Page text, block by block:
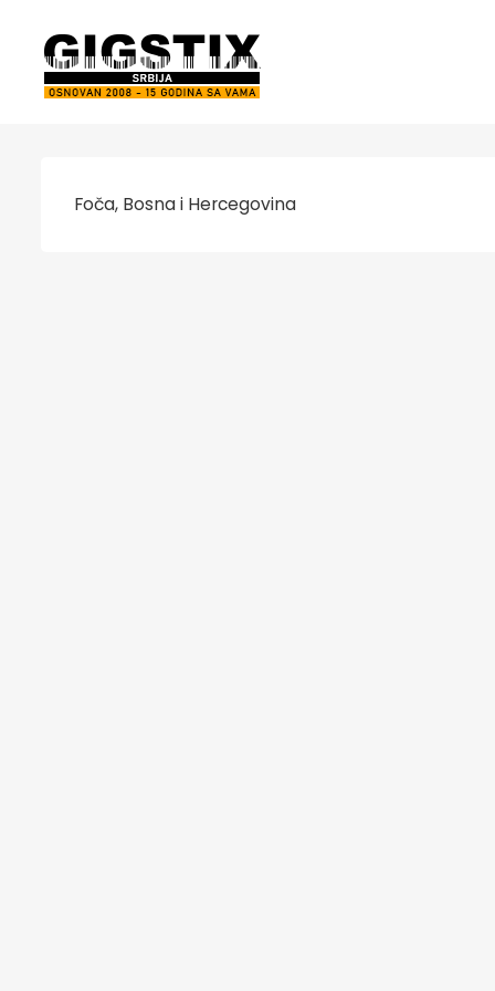
Foča, Bosna i Hercegovina